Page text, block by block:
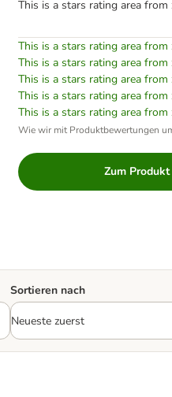
This is a stars rating area from
This is a stars rating area from
This is a stars rating area from
This is a stars rating area from
This is a stars rating area from
This is a stars rating area from
Wie wir mit Produktbewertungen
Zum Produkt
Sortieren nach